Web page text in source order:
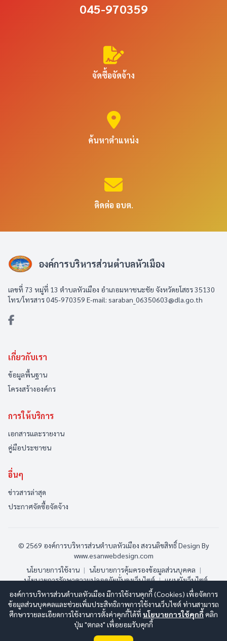
045-970359
จัดซื้อจัดจ้าง
ค้นหาตำแหน่ง
ติดต่อ อบต.
องค์การบริหารส่วนตำบลหัวเมือง
เลขที่ 73 หมู่ที่ 13 ตำบลหัวเมือง อำเภอมหาชนะชัย จังหวัดยโสธร 35130
โทร/โทรสาร 045-970359 E-mail: saraban_06350603@dla.go.th
เกี่ยวกับเรา
ข้อมูลพื้นฐาน
โครงสร้างองค์กร
การให้บริการ
เอกสารและรายงาน
คู่มือประชาชน
อื่นๆ
ข่าวสารล่าสุด
ประกาศจัดซื้อจัดจ้าง
© 2569 องค์การบริหารส่วนตำบลหัวเมือง สงวนลิขสิทธิ์Design By
www.esanwebdesign.com
นโยบายการใช้งาน | นโยบายการคุ้มครองข้อมูลส่วนบุคคล |
นโยบายการรักษาความปลอดภัยมั่นคงเว็บไซต์ | แผนผังเว็บไซต์
ออนไลน์:1 ทั้งหมด:135 (ดูสถิติทั้งหมด)
องค์การบริหารส่วนตำบลหัวเมือง มีการใช้งานคุกกี้ (Cookies) เพื่อจัดการ
ข้อมูลส่วนบุคคลและช่วยเพิ่มประสิทธิภาพการใช้งานเว็บไซต์ ท่านสามารถ
ศึกษารายละเอียดการใช้งานการตั้งค่าคุกกี้ได้ที่ นโยบายการใช้คุกกี้ คลิก
ปุ่ม "ตกลง" เพื่อยอมรับคุกกี้